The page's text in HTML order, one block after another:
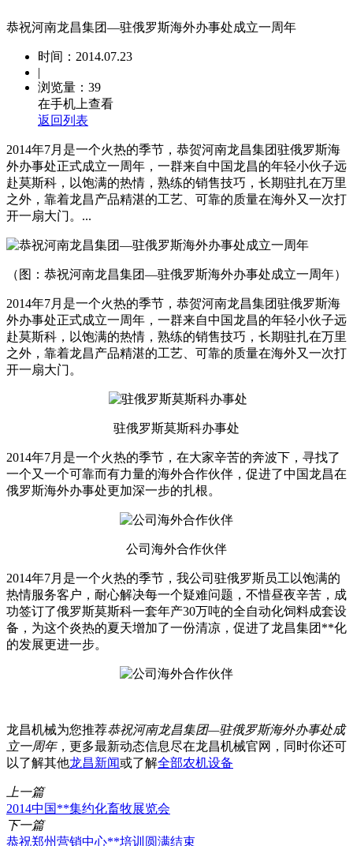
恭祝河南龙昌集团—驻俄罗斯海外办事处成立一周年
时间：2014.07.23
|
浏览量：39
在手机上查看
返回列表
2014年7月是一个火热的季节，恭贺河南龙昌集团驻俄罗斯海
外办事处正式成立一周年，一群来自中国龙昌的年轻小伙子远
赴莫斯科，以饱满的热情，熟练的销售技巧，长期驻扎在万里
之外，靠着龙昌产品精湛的工艺、可靠的质量在海外又一次打
开一扇大门。...
（图：恭祝河南龙昌集团—驻俄罗斯海外办事处成立一周年）
2014年7月是一个火热的季节，恭贺河南龙昌集团驻俄罗斯海
外办事处正式成立一周年，一群来自中国龙昌的年轻小伙子远
赴莫斯科，以饱满的热情，熟练的销售技巧，长期驻扎在万里
之外，靠着龙昌产品精湛的工艺、可靠的质量在海外又一次打
开一扇大门。
驻俄罗斯莫斯科办事处
2014年7月是一个火热的季节，在大家辛苦的奔波下，寻找了
一个又一个可靠而有力量的海外合作伙伴，促进了中国龙昌在
俄罗斯海外办事处更加深一步的扎根。
公司海外合作伙伴
2014年7月是一个火热的季节，我公司驻俄罗斯员工以饱满的
热情服务客户，耐心解决每一个疑难问题，不惜昼夜辛苦，成
功签订了俄罗斯莫斯科一套年产30万吨的全自动化饲料成套设
备，为这个炎热的夏天增加了一份清凉，促进了龙昌集团**化
的发展更进一步。
龙昌机械为您推荐恭祝河南龙昌集团—驻俄罗斯海外办事处成
立一周年，更多最新动态信息尽在龙昌机械官网，同时你还可
以了解其他龙昌新闻或了解全部农机设备
上一篇
2014中国**集约化畜牧展览会
下一篇
恭祝郑州营销中心**培训圆满结束